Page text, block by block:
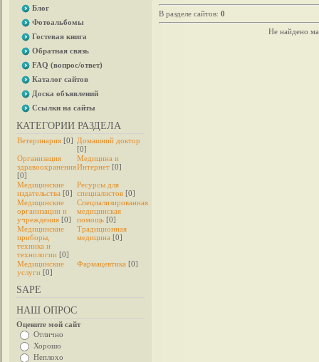
Блог
Фотоальбомы
Гостевая книга
Обратная связь
FAQ (вопрос/ответ)
Каталог сайтов
Доска объявлений
Ссылки на сайты
КАТЕГОРИИ РАЗДЕЛА
Ветеринария [0] Домашний доктор
[0]
Организация
здравоохранения
[0]
Медицина и
Интернет [0]
Медицинские
издательства [0]
Ресурсы для
специалистов [0]
Медицинские
организации и
учреждения [0]
Специализированная
медицинская
помощь [0]
Медицинские
приборы,
техника и
технологии [0]
Традиционная
медицина [0]
Медицинские
услуги [0]
Фармацевтика [0]
SAPE
НАШ ОПРОС
Оцените мой сайт
Отлично
Хорошо
Неплохо
В разделе сайтов: 0
Не найдено